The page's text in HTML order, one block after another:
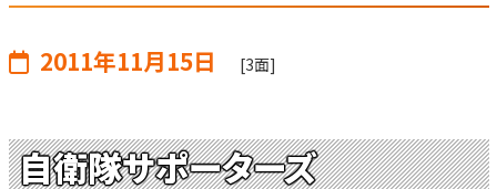
2011年11月15日 [3面]
自衛隊サポーターズ